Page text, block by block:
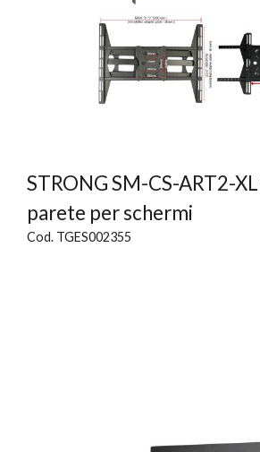
STRONG SM-CS-ART2-
parete per schermi
Cod. TGES002355